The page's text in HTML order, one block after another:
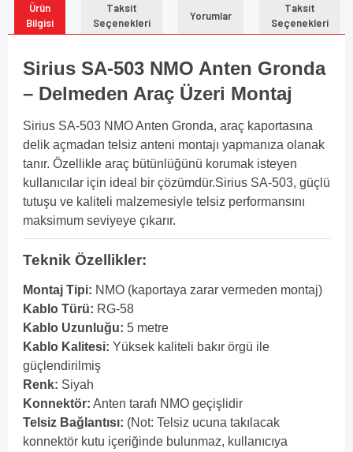
Ürün
Bilgisi
Taksit
Seçenekleri
Yorumlar
Taksit
Seçenekleri
Sirius SA-503 NMO Anten Gronda
– Delmeden Araç Üzeri Montaj
Sirius SA-503 NMO Anten Gronda, araç kaportasına
delik açmadan telsiz anteni montajı yapmanıza olanak
tanır. Özellikle araç bütünlüğünü korumak isteyen
kullanıcılar için ideal bir çözümdür.Sirius SA-503, güçlü
tutuşu ve kaliteli malzemesiyle telsiz performansını
maksimum seviyeye çıkarır.
Teknik Özellikler:
Montaj Tipi: NMO (kaportaya zarar vermeden montaj)
Kablo Türü: RG-58
Kablo Uzunluğu: 5 metre
Kablo Kalitesi: Yüksek kaliteli bakır örgü ile
güçlendirilmiş
Renk: Siyah
Konnektör: Anten tarafı NMO geçişlidir
Telsiz Bağlantısı: (Not: Telsiz ucuna takılacak
konnektör kutu içeriğinde bulunmaz, kullanıcıya